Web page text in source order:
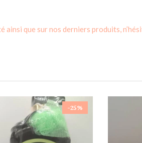
que sur nos derniers produits,
-25%